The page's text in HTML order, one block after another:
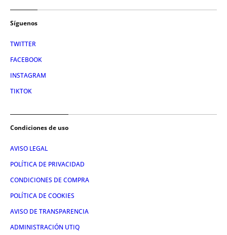
Síguenos
TWITTER
FACEBOOK
INSTAGRAM
TIKTOK
Condiciones de uso
AVISO LEGAL
POLÍTICA DE PRIVACIDAD
CONDICIONES DE COMPRA
POLÍTICA DE COOKIES
AVISO DE TRANSPARENCIA
ADMINISTRACIÓN UTIQ